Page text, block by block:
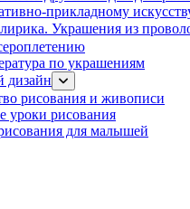
прикладному
Украшения из
по украшениям
дизайн
рисования и живописи
уроки рисования
для малышей